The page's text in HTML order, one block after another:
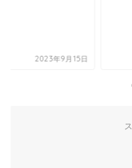
2023年9月15日